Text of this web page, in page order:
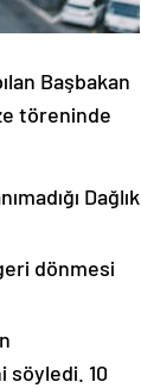
Başbakan
töreninde
Dağlık
dönmesi
söyledi. 10